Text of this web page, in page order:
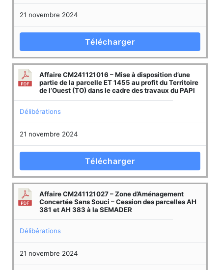
21 novembre 2024
Télécharger
Affaire CM241121016 – Mise à disposition d’une
partie de la parcelle ET 1455 au profit du Territoire
de l’Ouest (TO) dans le cadre des travaux du PAPI
Délibérations
21 novembre 2024
Télécharger
Affaire CM241121027 – Zone d’Aménagement
Concertée Sans Souci – Cession des parcelles AH
381 et AH 383 à la SEMADER
Délibérations
21 novembre 2024